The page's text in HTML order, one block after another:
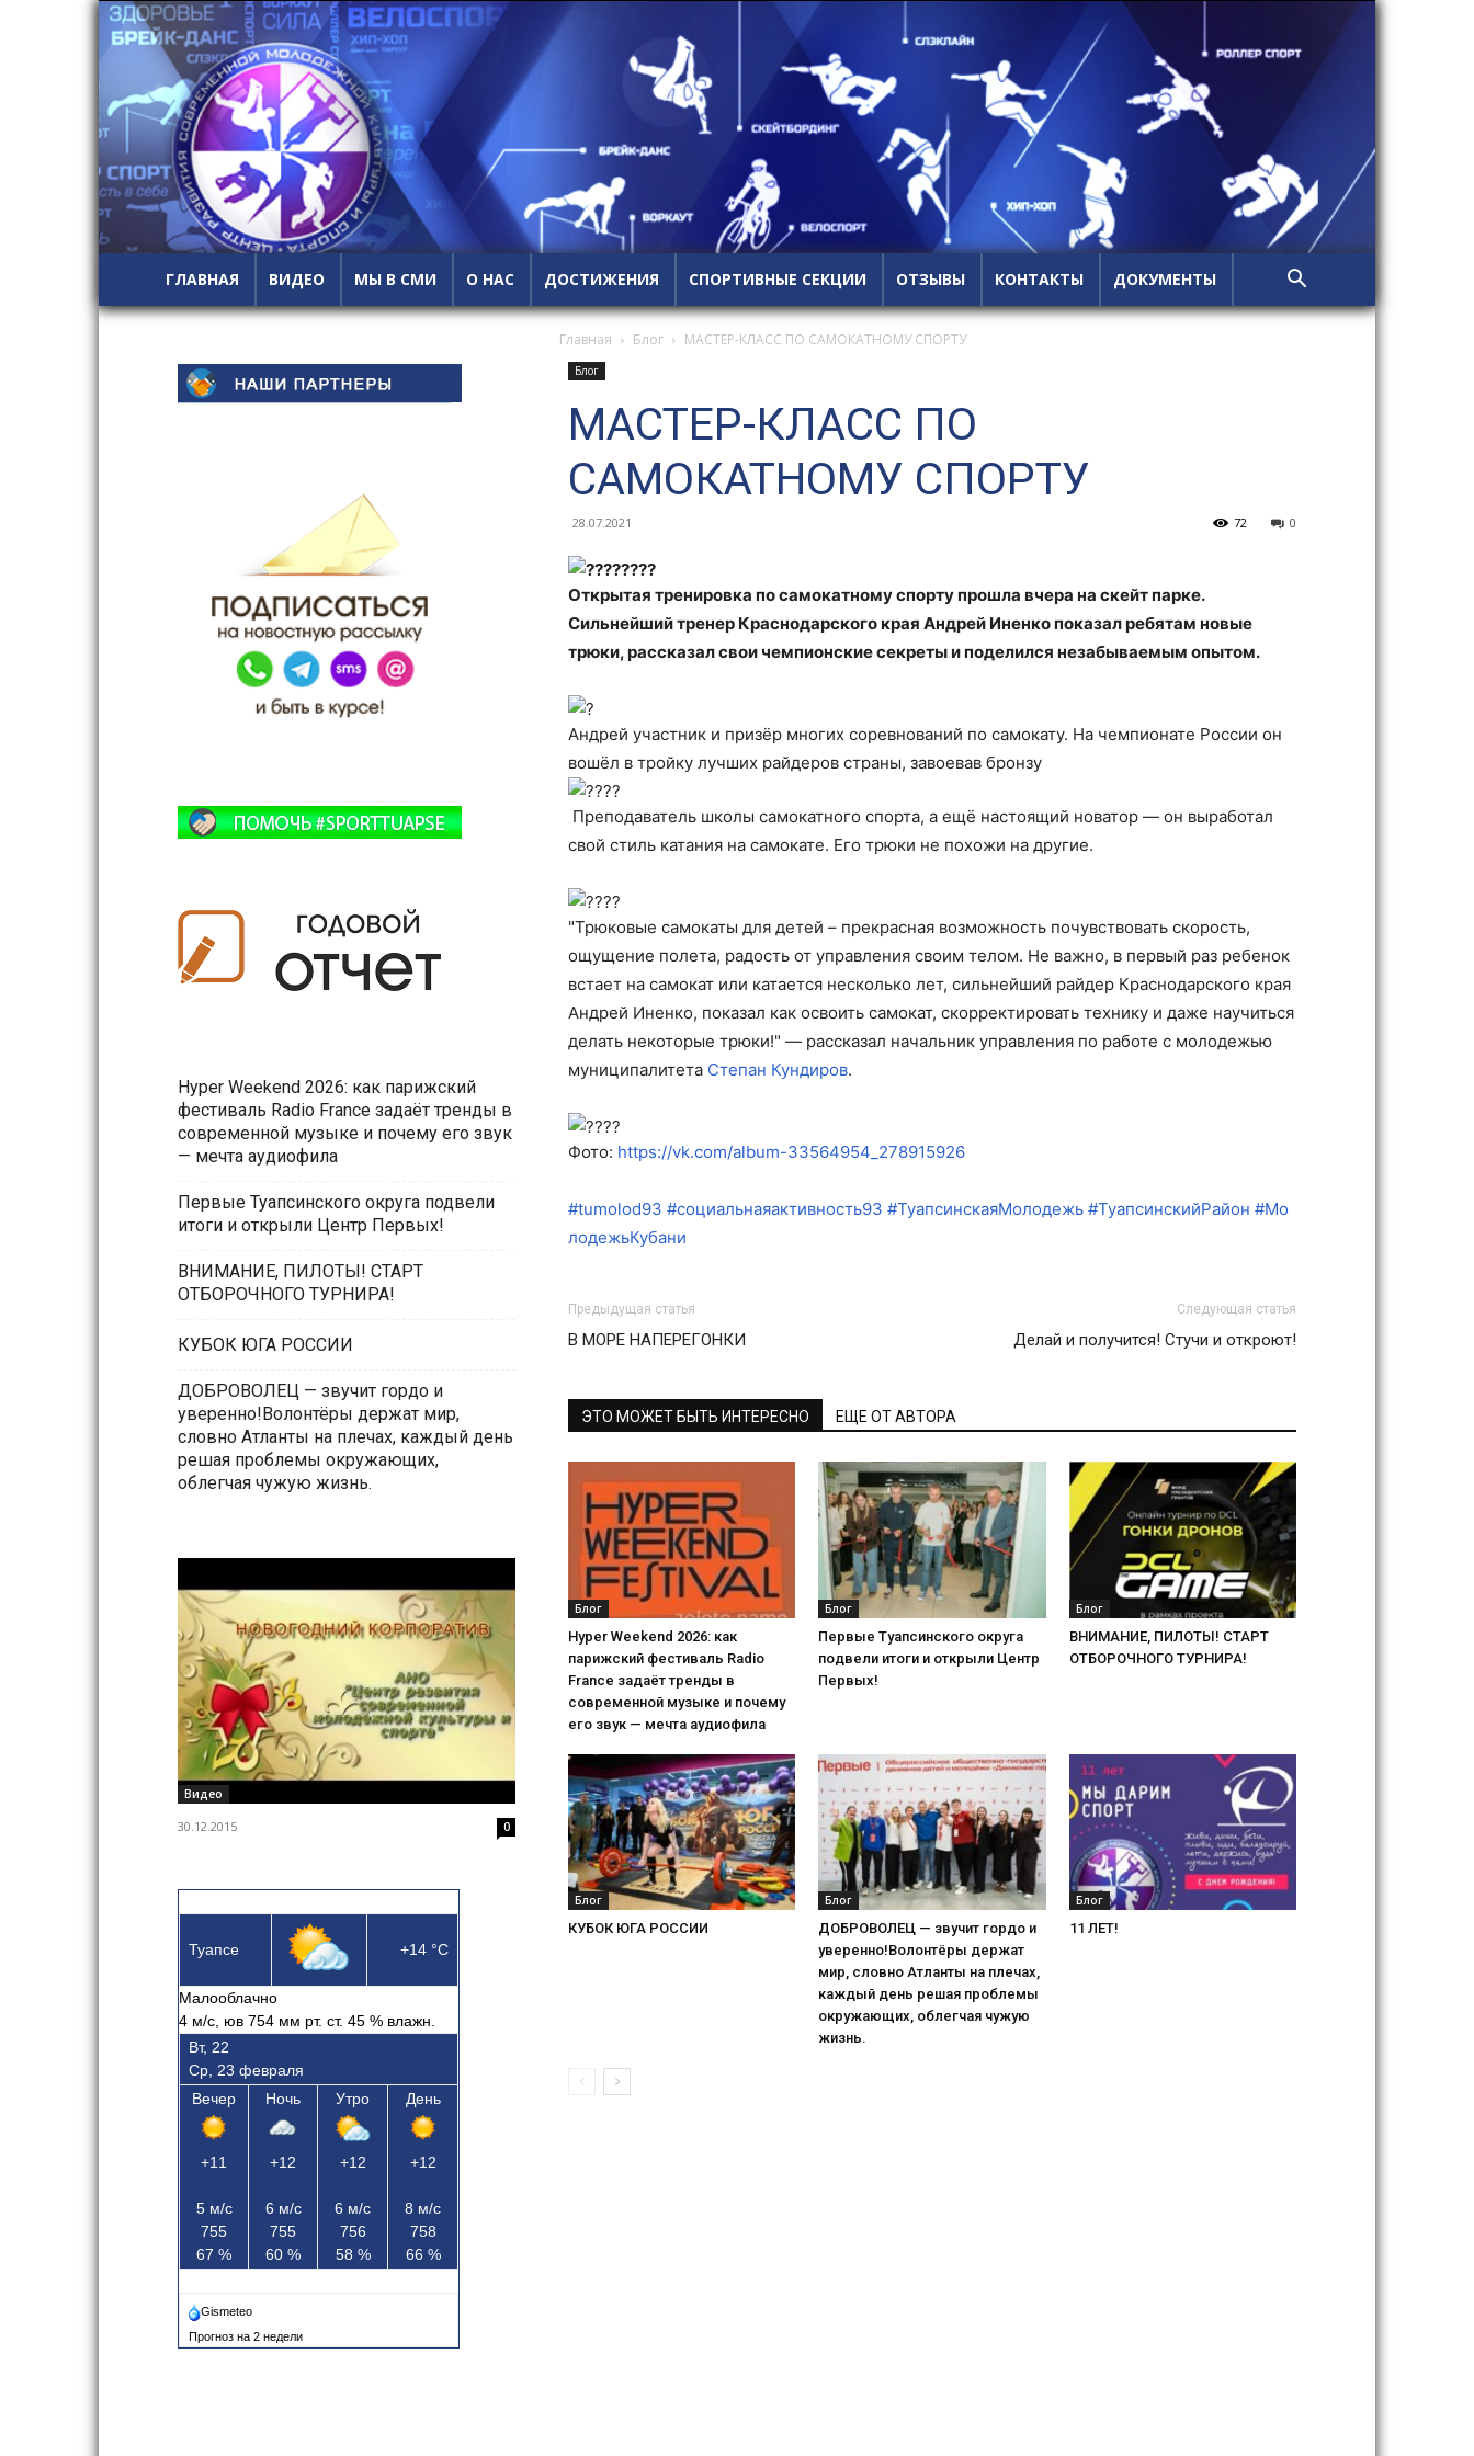
ГЛАВНАЯ ВИДЕО МЫ В СМИ О НАС ДОСТИЖЕНИЯ СПОРТИВНЫЕ СЕКЦИИ ОТЗЫВЫ КОНТАКТЫ ДОКУМЕНТЫ
Главная Блог МАСТЕР-КЛАСС ПО САМОКАТНОМУ СПОРТУ
Блог
МАСТЕР-КЛАСС ПО
САМОКАТНОМУ СПОРТУ
28.07.2021 0
72
Открытая тренировка по самокатному спорту прошла вчера на скейт парке.
Сильнейший тренер Краснодарского края Андрей Иненко показал ребятам новые
трюки, рассказал свои чемпионские секреты и поделился незабываемым опытом.
Андрей участник и призёр многих соревнований по самокату. На чемпионате России он
вошёл в тройку лучших райдеров страны, завоевав бронзу
Преподаватель школы самокатного спорта, а ещё настоящий новатор — он выработал
свой стиль катания на самокате. Его трюки не похожи на другие.
"Трюковые самокаты для детей – прекрасная возможность почувствовать скорость,
ощущение полета, радость от управления своим телом. Не важно, в первый раз ребенок
встает на самокат или катается несколько лет, сильнейший райдер Краснодарского края
Андрей Иненко, показал как освоить самокат, скорректировать технику и даже научиться
делать некоторые трюки!" — рассказал начальник управления по работе с молодежью
муниципалитета Степан Кундиров.
Фото: https://vk.com/album-33564954_278915926
#tumolod93 #социальнаяактивность93 #ТуапсинскаяМолодежь #ТуапсинскийРайон #Мо
лодежьКубани
Предыдущая статья
В МОРЕ НАПЕРЕГОНКИ
Следующая статья
Делай и получится! Стучи и откроют!
ЭТО МОЖЕТ БЫТЬ ИНТЕРЕСНО ЕЩЕ ОТ АВТОРА
Блог
Hyper Weekend 2026: как
парижский фестиваль Radio
France задаёт тренды в
современной музыке и почему
его звук — мечта аудиофила
Блог
Первые Туапсинского округа
подвели итоги и открыли Центр
Первых!
Блог
ВНИМАНИЕ, ПИЛОТЫ! СТАРТ
ОТБОРОЧНОГО ТУРНИРА!
Блог
КУБОК ЮГА РОССИИ
Блог
ДОБРОВОЛЕЦ — звучит гордо и
уверенно!Волонтёры держат
мир, словно Атланты на плечах,
каждый день решая проблемы
окружающих, облегчая чужую
жизнь.
Блог
11 ЛЕТ!
Hyper Weekend 2026: как парижский
фестиваль Radio France задаёт тренды в
современной музыке и почему его звук
— мечта аудиофила
Первые Туапсинского округа подвели
итоги и открыли Центр Первых!
ВНИМАНИЕ, ПИЛОТЫ! СТАРТ
ОТБОРОЧНОГО ТУРНИРА!
КУБОК ЮГА РОССИИ
ДОБРОВОЛЕЦ — звучит гордо и
уверенно!Волонтёры держат мир,
словно Атланты на плечах, каждый день
решая проблемы окружающих,
облегчая чужую жизнь.
Видео
30.12.2015 0
Туапсе +14 °C
Малооблачно
4 м/с, юв 754 мм рт. ст. 45 % влажн.
Вт, 22
Ср, 23 февраля
Вечер
+11
5 м/с
755
67 %
Ночь
+12
6 м/с
755
60 %
Утро
+12
6 м/с
756
58 %
День
+12
8 м/с
758
66 %